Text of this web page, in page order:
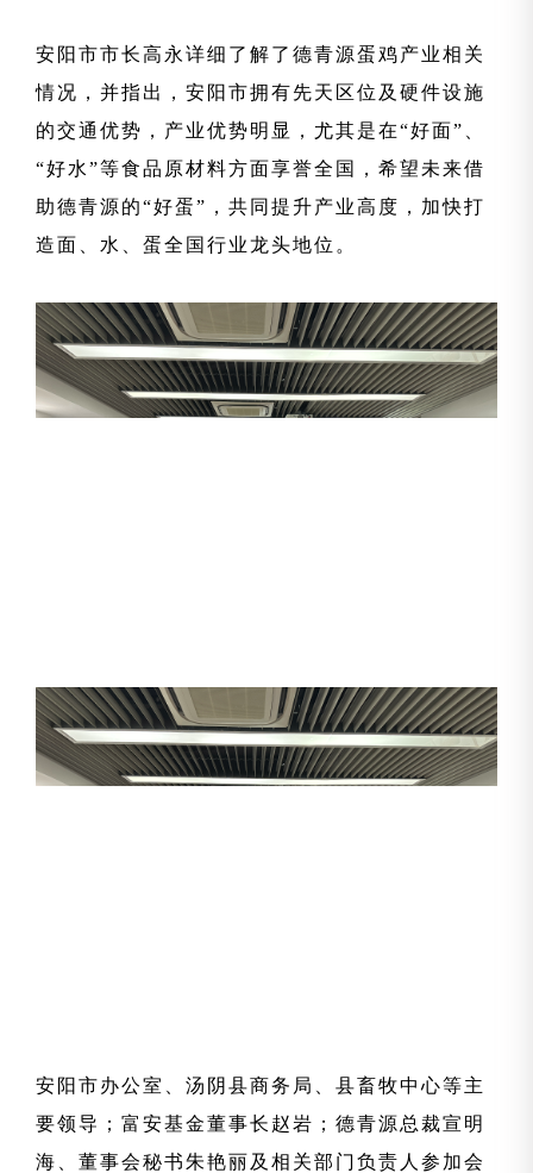
安阳 市市长高永详细了解了德青源蛋鸡产业相关
情况，并指出，安阳市拥有先天区位及硬件设施
的交通优势，产业优势明显，尤其是在“好面”、
“好水”等食品原材料方面享誉全国，希望未来借
助德青源的“好蛋”，共同提升产业高度，加快打
造面、水、蛋全国行业龙头地位。
安阳市办公室、汤阴县商务局、县畜牧中心等主
要领导；富安基金董事长赵岩；德青源总裁宣明
海、董事会秘书朱艳丽及相关部门负责人参加会